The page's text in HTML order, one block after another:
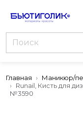
Главная Маникюр/
Runail, Кисть для
№3590